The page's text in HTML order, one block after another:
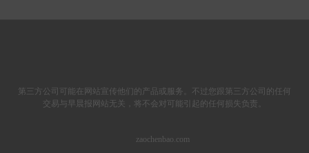
第三方公司可能在网站宣传他们的产品或服务。不过您跟第三方公司的任何
交易与早晨报网站无关，将不会对可能引起的任何损失负责。
zaochenbao.com